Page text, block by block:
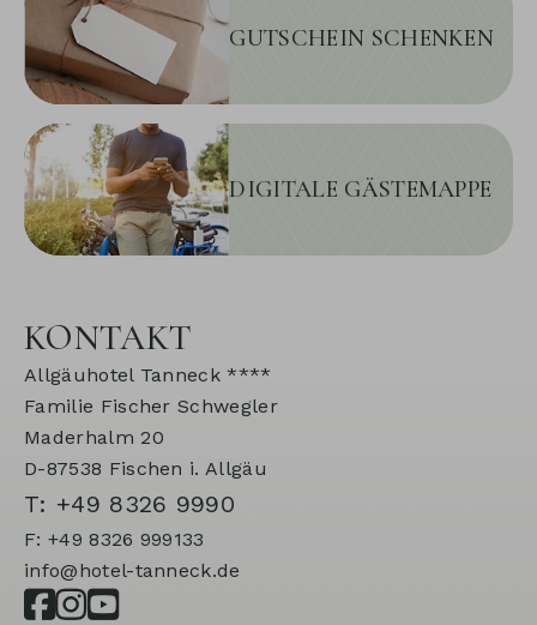
GUTSCHEIN SCHENKEN
DIGITALE GÄSTEMAPPE
KONTAKT
Allgäuhotel Tanneck ****
Familie Fischer Schwegler
Maderhalm 20
D-87538 Fischen i. Allgäu
T: +49 8326 9990
F: +49 8326 999133
info@hotel-tanneck.de